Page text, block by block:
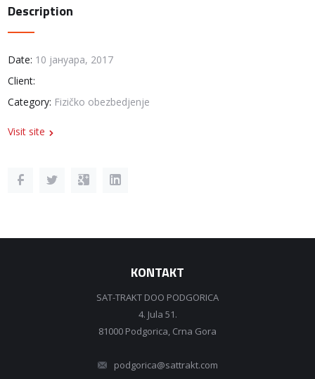
Description
Date: 10 јануара, 2017
Client:
Category: Fizičko obezbedjenje
Visit site
KONTAKT
SAT-TRAKT DOO PODGORICA
4. Jula 51.
81000 Podgorica, Crna Gora
podgorica@sattrakt.com